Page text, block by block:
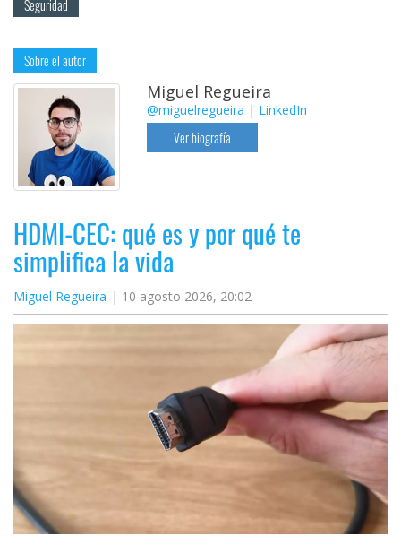
Seguridad
Sobre el autor
Miguel Regueira
@miguelregueira | LinkedIn
Ver biografía
HDMI-CEC: qué es y por qué te
simplifica la vida
Miguel Regueira 10 agosto 2026, 20:02